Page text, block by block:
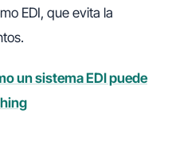
EDI, que evita la
un sistema EDI puede